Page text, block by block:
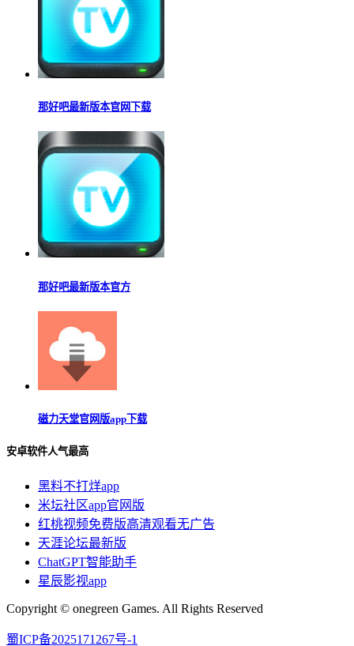
那好吧最新版本官网下载
那好吧最新版本官方
磁力天堂官网版app下载
安卓软件人气最高
黑料不打烊app
米坛社区app官网版
红桃视频免费版高清观看无广告
天涯论坛最新版
ChatGPT智能助手
星辰影视app
Copyright © onegreen Games. All Rights Reserved
蜀ICP备2025171267号-1